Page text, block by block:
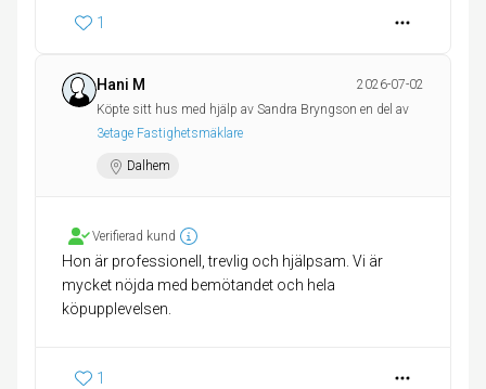
1
Hani M
2026-07-02
Köpte sitt hus med hjälp av Sandra Bryngson en del av
3etage Fastighetsmäklare
Dalhem
Verifierad kund
Hon är professionell, trevlig och hjälpsam. Vi är
mycket nöjda med bemötandet och hela
köpupplevelsen.
1